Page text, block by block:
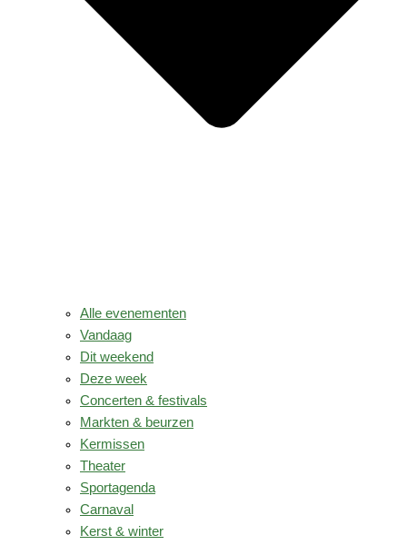
Alle evenementen
Vandaag
Dit weekend
Deze week
Concerten & festivals
Markten & beurzen
Kermissen
Theater
Sportagenda
Carnaval
Kerst & winter